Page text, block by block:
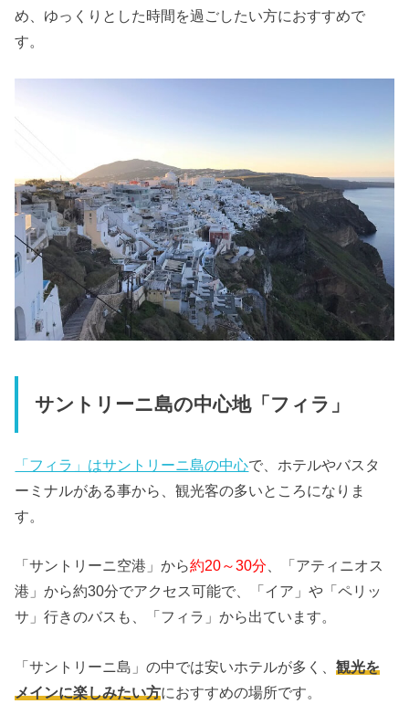
め、ゆっくりとした時間を過ごしたい方におすすめで
す。
サントリーニ島の中心地「フィラ」
「フィラ」はサントリーニ島の中心で、ホテルやバスタ
ーミナルがある事から、観光客の多いところになりま
す。
「サントリーニ空港」から約20～30分 、「アティニオス
港」から約30分でアクセス可能で、「イア」や「ペリッ
サ」行きのバスも、「フィラ」から出ています。
「サントリーニ島」の中では安いホテルが多く、観光を
メインに楽しみたい方におすすめの場所です。